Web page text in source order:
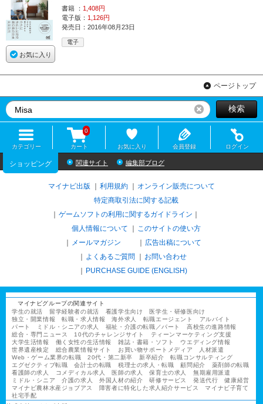
お気に入り
書籍 ： 1,408円
電子版： 1,126円
発売日：2016年08月23日
電子
ページトップ
リセット検索
カテゴリー カート
0
お気に入り 会員登録 ログイン
ショッピング 関連サイト 編集部ブログ
マイナビ出版 利用規約
オンライン販売について
特定商取引法に関する記載
ゲームソフトの利用に関するガイドライン
個人情報について
このサイトの使い方
メールマガジン
広告出稿について
よくあるご質問
お問い合わせ
PURCHASE GUIDE (ENGLISH)
マイナビグループの関連サイト
学生の就活
留学経験者の就活 看護学生向け
医学生・研修医向け
独立・開業情報
転職・求人情報 海外求人 転職エージェント
アルバイト
パート
ミドル・シニアの求人 福祉・介護の転職／パート
高校生の進路情報
総合・専門ニュース
10代のチャレンジサイト
ティーンマーケティング支援
大学生活情報
働く女性の生活情報 雑誌・書籍・ソフト
ウエディング情報
世界遺産検定
総合農業情報サイト お買い物サポートメディア
人材派遣
Web・ゲーム業界の転職
20代・第二新卒 新卒紹介
転職コンサルティング
エグゼクティブ転職
会計士の転職 税理士の求人・転職 顧問紹介
薬剤師の転職
看護師の求人
コメディカル求人 医師の求人 保育士の求人
無期雇用派遣
ミドル・シニア
介護の求人 外国人材の紹介 研修サービス 発送代行
健康経営
マイナビ農林水産ジョブアス
障害者に特化した求人紹介サービス
マイナビ子育て
社宅手配